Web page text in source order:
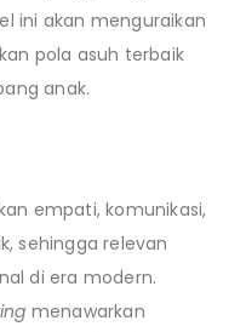
ini akan menguraikan
pola asuh terbaik
anak.
empati, komunikasi,
sehingga relevan
di era modern.
menawarkan